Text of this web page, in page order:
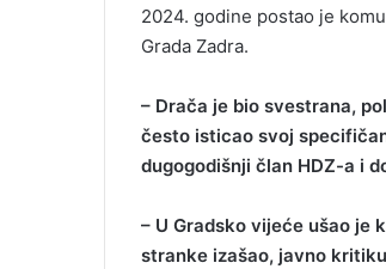
2024. godine postao je
Grada Zadra.
– Drača je bio svestrana,
često isticao svoj
dugogodišnji član HDZ-a i
– U Gradsko vijeće ušao je
stranke izašao, javno